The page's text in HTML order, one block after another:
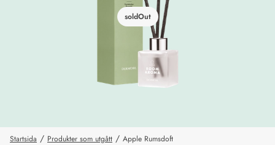
soldOut
Startsida / Produkter som utgått / Apple Rumsdoft